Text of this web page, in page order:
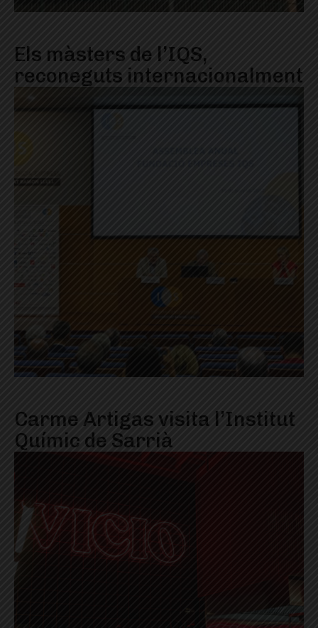
Els màsters de l’IQS,
reconeguts internacionalment
Carme Artigas visita l’Institut
Químic de Sarrià